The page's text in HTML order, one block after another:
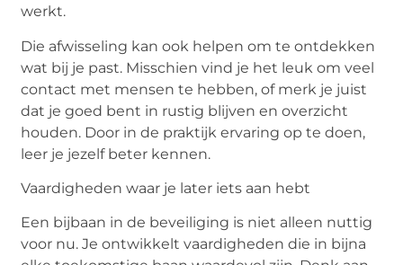
werkt.
Die afwisseling kan ook helpen om te ontdekken
wat bij je past. Misschien vind je het leuk om veel
contact met mensen te hebben, of merk je juist
dat je goed bent in rustig blijven en overzicht
houden. Door in de praktijk ervaring op te doen,
leer je jezelf beter kennen.
Vaardigheden waar je later iets aan hebt
Een bijbaan in de beveiliging is niet alleen nuttig
voor nu. Je ontwikkelt vaardigheden die in bijna